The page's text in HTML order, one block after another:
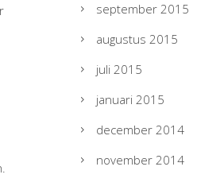
september 2015
augustus 2015
juli 2015
januari 2015
december 2014
november 2014